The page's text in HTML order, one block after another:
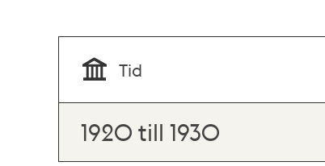
Tid
1920 till 1930